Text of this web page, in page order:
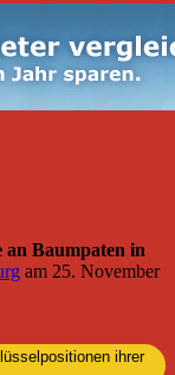
Baumpaten in
am 25. November
ihrer